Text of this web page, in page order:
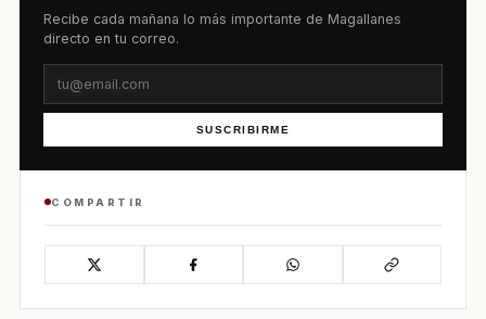
Recibe cada mañana lo más importante de Magallanes
directo en tu correo.
SUSCRIBIRME
COMPARTIR